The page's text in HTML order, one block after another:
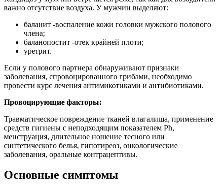
важно отсутствие воздуха. У мужчин выделяют:
баланит -воспаление кожи головки мужского полового
члена;
баланопостит -отек крайней плоти;
уретрит.
Если у полового партнера обнаруживают признаки
заболевания, спровоцированного грибами, необходимо
провести курс лечения антимикотиками и антибиотиками.
Провоцирующие факторы:
Травматическое повреждение тканей влагалища, применение
средств гигиены с неподходящим показателем Ph,
менструация, длительное ношение тесного или
синтетического белья, гипотиреоз, онкологические
заболевания, оральные контрацептивы.
Основные симптомы